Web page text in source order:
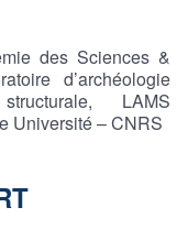
des Sciences &
d’archéologie
LAMS
Université – CNRS